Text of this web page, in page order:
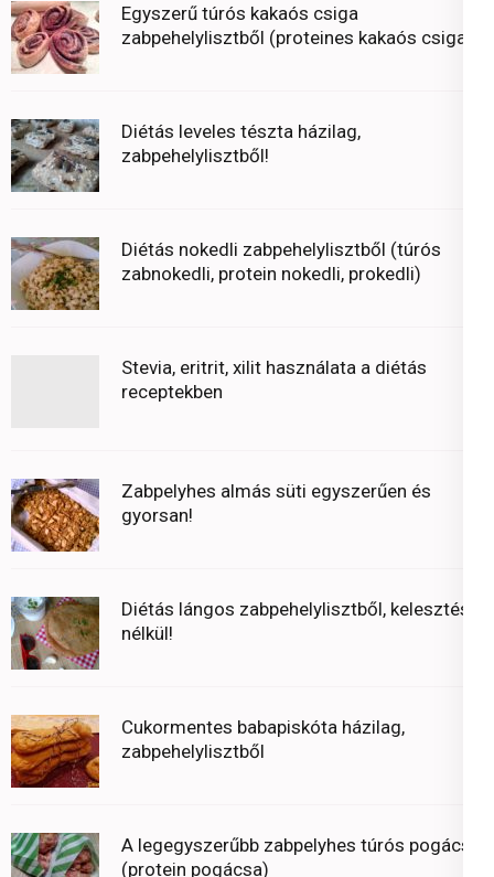
Egyszerű túrós kakaós csiga
zabpehelylisztből (proteines kakaós csiga)
Diétás leveles tészta házilag,
zabpehelylisztből!
Diétás nokedli zabpehelylisztből (túrós
zabnokedli, protein nokedli, prokedli)
Stevia, eritrit, xilit használata a diétás
receptekben
Zabpelyhes almás süti egyszerűen és
gyorsan!
Diétás lángos zabpehelylisztből, kelesztés
nélkül!
Cukormentes babapiskóta házilag,
zabpehelylisztből
A legegyszerűbb zabpelyhes túrós pogácsa
(protein pogácsa)